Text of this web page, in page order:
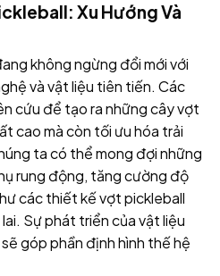
Xu Hướng Và
không ngừng đổi mới với
và vật liệu tiên tiến. Các
cứu để tạo ra những cây vợt
cao mà còn tối ưu hóa trải
ta có thể mong đợi những
rung động, tăng cường độ
các thiết kế vợt pickleball
Sự phát triển của vật liệu
góp phần định hình thế hệ